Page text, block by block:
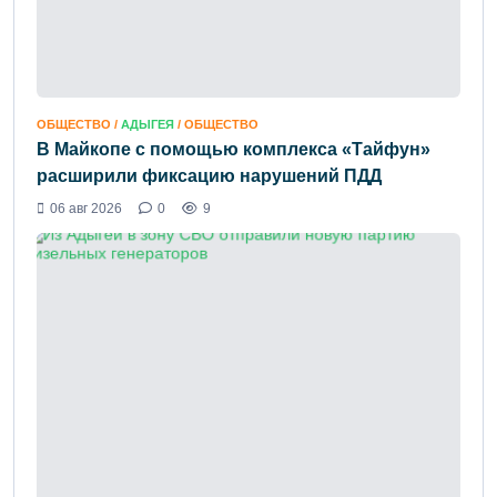
ОБЩЕСТВО / АДЫГЕЯ / ОБЩЕСТВО
В Майкопе с помощью комплекса «Тайфун»
расширили фиксацию нарушений ПДД
06 авг 2026 0 9